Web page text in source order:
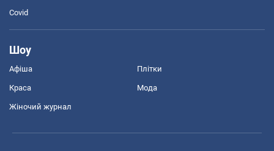
Covid
Шоу
Афіша Плітки
Краса Мода
Жіночий журнал